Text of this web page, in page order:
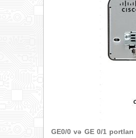
GE0/0 və GE 0/1 portları